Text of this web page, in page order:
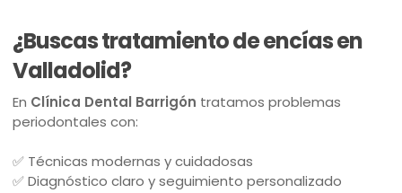
¿Buscas tratamiento de encías en
Valladolid?
En Clínica Dental Barrigón tratamos problemas
periodontales con:
✅ Técnicas modernas y cuidadosas
✅ Diagnóstico claro y seguimiento personalizado